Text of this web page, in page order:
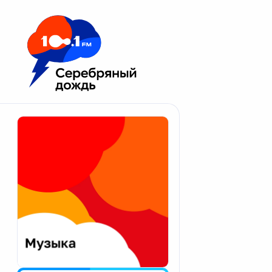
Москва 100.1 FM
Апатиты
Екатеринбург
Калининград
Калуга